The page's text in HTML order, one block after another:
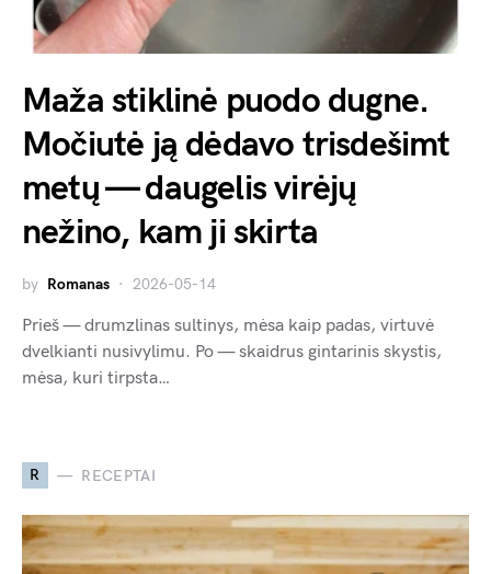
Maža stiklinė puodo dugne.
Močiutė ją dėdavo trisdešimt
metų — daugelis virėjų
nežino, kam ji skirta
by Romanas 2026-05-14
Prieš — drumzlinas sultinys, mėsa kaip padas, virtuvė
dvelkianti nusivylimu. Po — skaidrus gintarinis skystis,
mėsa, kuri tirpsta…
R RECEPTAI